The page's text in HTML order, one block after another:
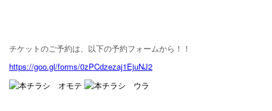
チケットのご予約は、以下の予約フォームから！！
https://goo.gl/forms/0zPCdzezaj1EjuNJ2